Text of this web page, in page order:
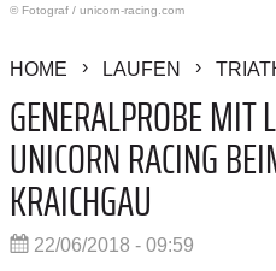
© Fotograf / unicorn-racing.com
HOME LAUFEN
GENERALPROBE MIT
UNICORN RACING
KRAICHGAU
22/06/2018 - 09:59